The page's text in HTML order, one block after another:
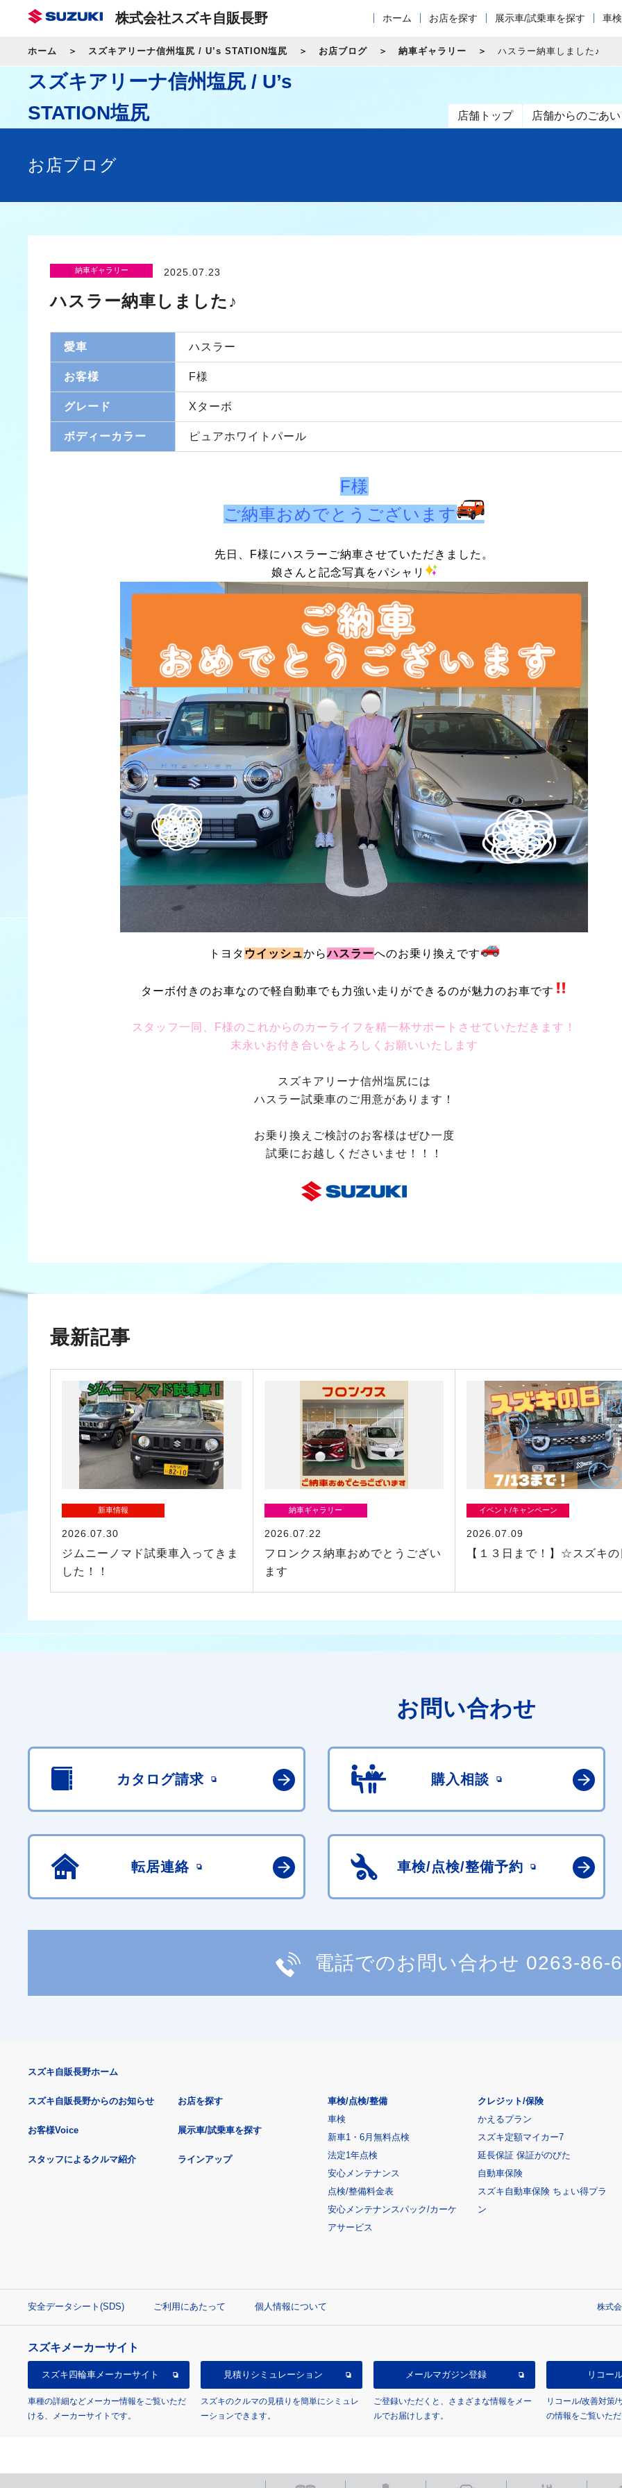
株式会社スズキ自販長野 ホーム お店を探す 展示車/試乗車を探す 車
ホーム スズキアリーナ信州塩尻 / U’s STATION塩尻 お店ブログ 納車ギャラリー ハスラー納車しました♪
スズキアリーナ信州塩尻 / U’s
STATION塩尻
店舗トップ 店舗からのごあ
お店ブログ
納車ギャラリー 2025.07.23
ハスラー納車しました♪
愛車 ハスラー
お客様 F様
グレード Xターボ
ボディーカラー ピュアホワイトパール
F様
ご納車おめでとうございます
先日、F様にハスラーご納車させていただきました。
娘さんと記念写真をパシャリ
トヨタ ウイッシュからハスラーへのお乗り換えです
ターボ付きのお車なので軽自動車でも力強い走りができるのが魅力のお車です
スタッフ一同、F様のこれからのカーライフを精一杯サポートさせていただきます！
末永いお付き合いをよろしくお願いいたします
スズキアリーナ信州塩尻には
ハスラー試乗車のご用意があります！
お乗り換えご検討のお客様はぜひ一度
試乗にお越しくださいませ！！！
最新記事
新車情報
2026.07.30
ジムニーノマド試乗車入ってきま
した！！
納車ギャラリー
2026.07.22
フロンクス納車おめでとうござい
ます
イベント/キャンペーン
2026.07.09
【１３日まで！】☆スズキ
お問い合わせ
カタログ請求 購入相談
転居連絡 車検/点検/整備予約
電話でのお問い合わせ 0263-86-
スズキ自販長野ホーム
スズキ自販長野からのお知らせ
お客様Voice
スタッフによるクルマ紹介
お店を探す
展示車/試乗車を探す
ラインアップ
車検/点検/整備
車検
新車1・6月無料点検
法定1年点検
安心メンテナンス
点検/整備料金表
安心メンテナンスパック/カーケ
アサービス
クレジット/保険
かえるプラン
スズキ定額マイカー7
延長保証 保証がのびた
自動車保険
スズキ自動車保険 ちょい得プラ
ン
安全データシート(SDS) ご利用にあたって 個人情報について 株式
スズキメーカーサイト
スズキ四輪車メーカーサイト
車種の詳細などメーカー情報をご覧いただ
ける、メーカーサイトです。
見積り シミュレーション
スズキのクルマの見積りを簡単にシミュレ
ーションできます。
メールマガジン登録
ご登録いただくと、さまざまな情報をメー
ルでお届けします。
リコー
リコール/改善対策/
の情報をご覧いた